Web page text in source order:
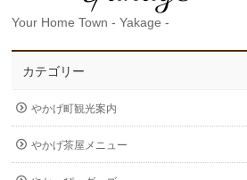
Your Home Town - Yakage -
カテゴリー
やかげ町観光案内
やかげ茶屋メニュー